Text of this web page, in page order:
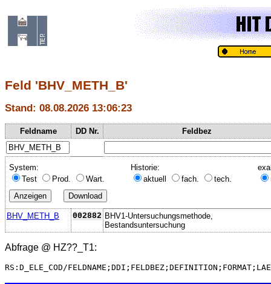
Feld 'BHV_METH_B'
Stand: 08.08.2026 13:06:23
Feldname DD Nr. Feldbez
System:
Test
Prod. Wart.
Historie:
aktuell
fach. tech.
BHV_METH_B 002882 BHV1-Untersuchungsmethode,
Bestandsuntersuchung
Abfrage @ HZ??_T1:
RS:D_ELE_COD/